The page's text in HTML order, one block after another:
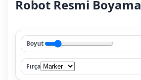
Robot Resmi Boyama
Boyut
Fırça